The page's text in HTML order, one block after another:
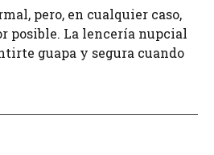
pero, en cualquier caso,
posible. La lencería nupcial
guapa y segura cuando